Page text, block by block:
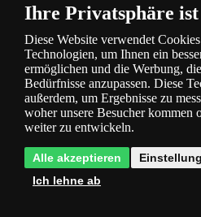
Ihre Privatsphäre
Diese Website verwendet
Technologien, um Ihnen ein
ermöglichen und die Werbung,
Bedürfnisse anzupassen. Diese
außerdem, um Ergebnisse zu
woher unsere Besucher kommen
weiter zu entwickeln.
Alle akzeptieren
Ich lehne ab